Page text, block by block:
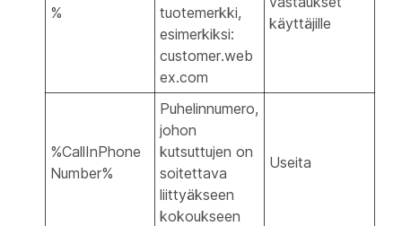
%
tuotemerkki,
esimerkiksi:
customer.web
ex.com
käyttäjille
%CallInPhone
Number%
Puhelinnumero,
johon
kutsuttujen on
soitettava
liittyäkseen
kokoukseen
Useita